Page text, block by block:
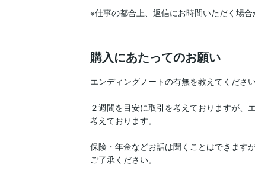
※仕事の都合上、返信にお時間いただく場
購入にあたってのお願い
エンディングノートの有無を教えてくださ
２週間を目安に取引を考えておりますが、
考えております。
保険・年金などお話は聞くことはできます
ご了承ください。